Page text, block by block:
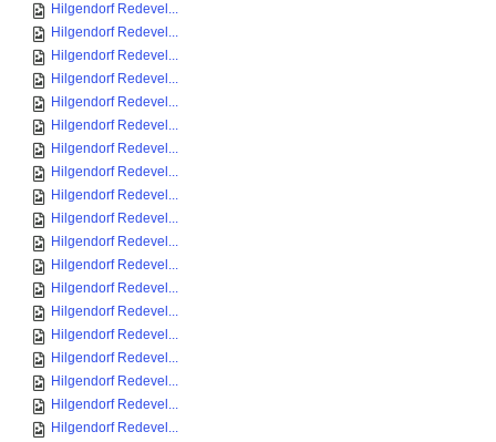
Hilgendorf Redevel...
Hilgendorf Redevel...
Hilgendorf Redevel...
Hilgendorf Redevel...
Hilgendorf Redevel...
Hilgendorf Redevel...
Hilgendorf Redevel...
Hilgendorf Redevel...
Hilgendorf Redevel...
Hilgendorf Redevel...
Hilgendorf Redevel...
Hilgendorf Redevel...
Hilgendorf Redevel...
Hilgendorf Redevel...
Hilgendorf Redevel...
Hilgendorf Redevel...
Hilgendorf Redevel...
Hilgendorf Redevel...
Hilgendorf Redevel...